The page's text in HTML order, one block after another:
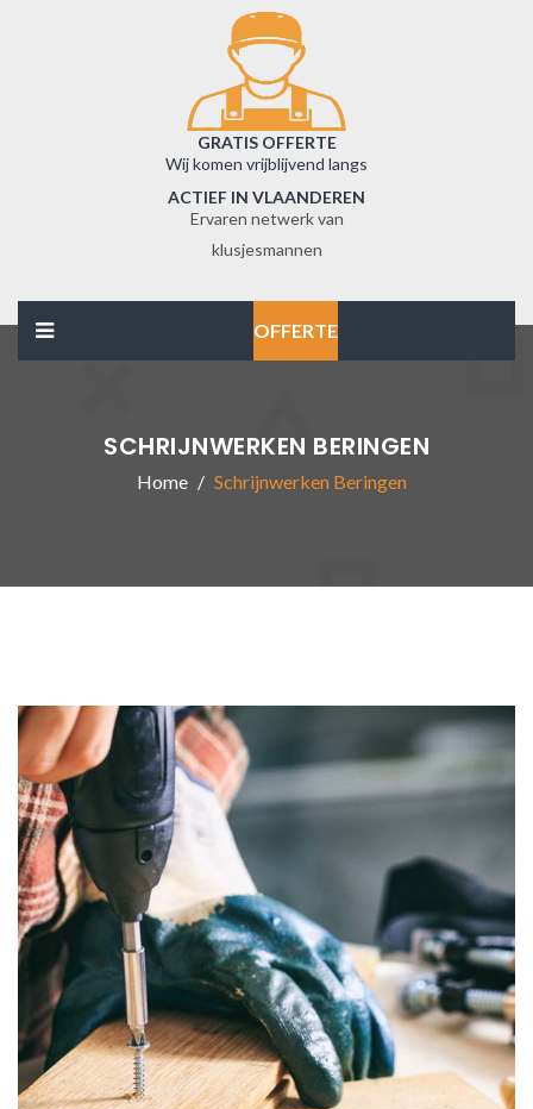
GRATIS OFFERTE
Wij komen vrijblijvend langs
ACTIEF IN VLAANDEREN
Ervaren netwerk van
klusjesmannen
OFFERTE
SCHRIJNWERKEN BERINGEN
Home Schrijnwerken Beringen